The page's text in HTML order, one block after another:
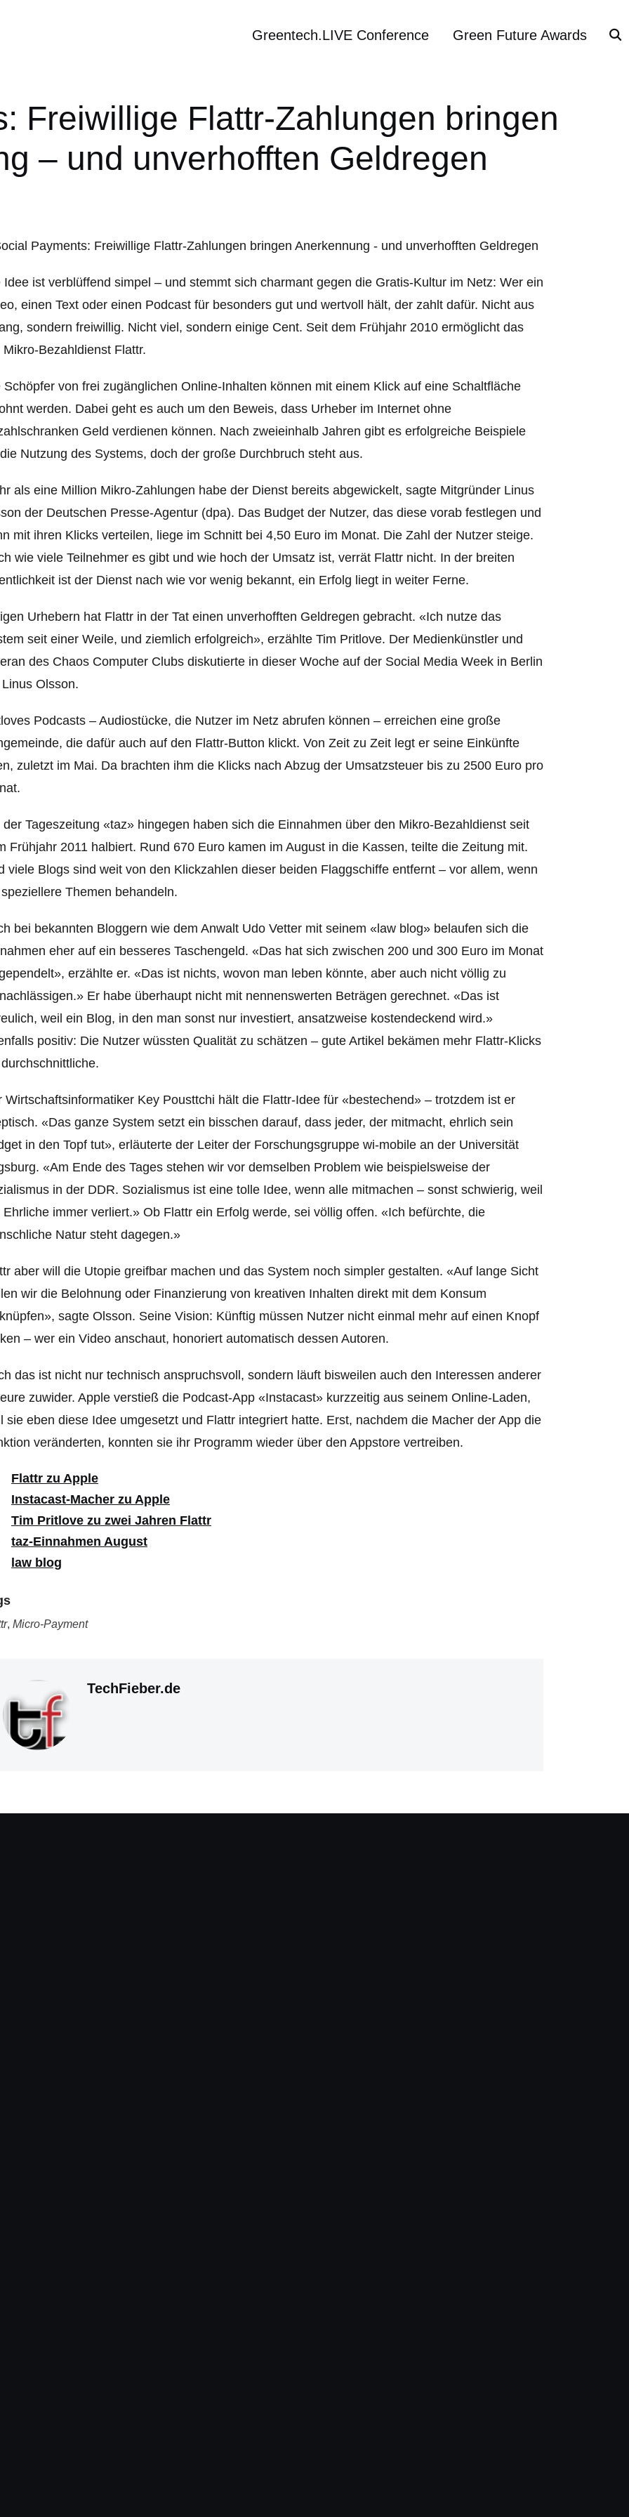
Greentech.LIVE Conference Green Future Awards
Freiwillige Flattr-Zahlungen bringen
– und unverhofften Geldregen
Idee ist verblüffend simpel – und stemmt sich charmant gegen die Gratis-Kultur im Netz: Wer ein
einen Text oder einen Podcast für besonders gut und wertvoll hält, der zahlt dafür. Nicht aus
sondern freiwillig. Nicht viel, sondern einige Cent. Seit dem Frühjahr 2010 ermöglicht das
Mikro-Bezahldienst Flattr.
Schöpfer von frei zugänglichen Online-Inhalten können mit einem Klick auf eine Schaltfläche
werden. Dabei geht es auch um den Beweis, dass Urheber im Internet ohne
Geld verdienen können. Nach zweieinhalb Jahren gibt es erfolgreiche Beispiele
Nutzung des Systems, doch der große Durchbruch steht aus.
als eine Million Mikro-Zahlungen habe der Dienst bereits abgewickelt, sagte Mitgründer Linus
der Deutschen Presse-Agentur (dpa). Das Budget der Nutzer, das diese vorab festlegen und
mit ihren Klicks verteilen, liege im Schnitt bei 4,50 Euro im Monat. Die Zahl der Nutzer steige.
wie viele Teilnehmer es gibt und wie hoch der Umsatz ist, verrät F lattr nicht. In der breiten
ist der Dienst nach wie vor wenig bekannt, ein Erfolg liegt in weiter Ferne.
Urhebern hat Flattr in der Tat einen unverhofften Geldregen gebracht. «Ich nutze das
seit einer Weile, und ziemlich erfolgreich», erzählte Tim Pritlove. Der Medienkünstler und
des Chaos Computer Clubs diskutierte in dieser Woche auf der Social Media Week in Berlin
Olsson.
Podcasts – Audiostücke, die Nutzer im Netz abrufen können – erreichen eine große
die dafür auch auf den Flattr-Button klickt. Von Zeit zu Zeit legt er seine Einkünfte
zuletzt im Mai. Da brachten ihm die Klicks nach Abzug der Umsatzsteuer bis zu 2500 Euro pro
der Tageszeitung «taz» hingegen haben sich die Einnahmen über den Mikro-Bezahldienst seit
Frühjahr 2011 halbiert. Rund 670 Euro kamen im August in die Kassen, teilte die Zeitung mit.
viele Blogs sind weit von den Klickzahlen dieser beiden Flaggschiffe entfernt – vor allem, wenn
Themen behandeln.
bei bekannten Bloggern wie dem Anwalt Udo Vetter mit seinem «law blog» belaufen sich die
eher auf ein besseres Taschengeld. «Das hat sich zwischen 200 und 300 Euro im Monat
erzählte er. «Das ist nichts, wovon man leben könnte, aber auch nicht völlig zu
Er habe überhaupt nicht mit nennenswerten Beträgen gerechnet. «Das ist
weil ein Blog, in den man sonst nur investiert, ansatzweise kostendeckend wird.»
positiv: Die Nutzer wüssten Qualität zu schätzen – gute Artikel bekämen mehr Flattr-Klicks
Wirtschaftsinformatiker Key Pousttchi hält die Flattr-Idee für «bestechend» – trotzdem ist er
«Das ganze System setzt ein bisschen darauf, dass jeder, der mitmacht, ehrlich sein
in den Topf tut», erläuterte der Leiter der Forschungsgruppe wi-mobile an der Universität
burg. «Am Ende des Tages stehen wir vor demselben Problem wie beispielsweise der
in der DDR. Sozialismus ist eine tolle Idee, wenn alle mitmachen – sonst schwierig, weil
Ehrliche immer verliert.» Ob Flattr ein Erfolg werde, sei völlig offen. «Ich befürchte, die
Natur steht dagegen.»
aber will die Utopie greifbar machen und das System noch simpler gestalten. «Auf lange Sicht
wir die Belohnung oder Finanzierung von kreativen Inhalten direkt mit dem Konsum
sagte Olsson. Seine Vision: Künftig müssen Nutzer nicht einmal mehr auf einen Knopf
– wer ein Video anschaut, honoriert automatisch dessen Autoren.
das ist nicht nur technisch anspruchsvoll, sondern läuft bisweilen auch den Interessen anderer
zuwider. Apple verstieß die Podcast-App «Instacast» kurzzeitig aus seinem Online-Laden,
sie eben diese Idee umgesetzt und Flattr integriert hatte. Erst, nachdem die Macher der App die
n veränderten, konnten sie ihr Programm wieder über den Appstore vertreiben.
Flattr zu Apple
Instacast-Macher zu Apple
Tim Pritlove zu zwei Jahren Flattr
taz-Einnahmen August
law blog
, Micro-Payment
TechFieber.de